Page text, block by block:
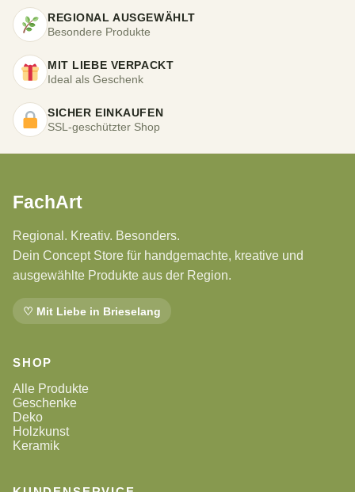
REGIONAL AUSGEWÄHLT
Besondere Produkte
MIT LIEBE VERPACKT
Ideal als Geschenk
SICHER EINKAUFEN
SSL-geschützter Shop
FachArt
Regional. Kreativ. Besonders.
Dein Concept Store für handgemachte, kreative und
ausgewählte Produkte aus der Region.
♡ Mit Liebe in Brieselang
SHOP
Alle Produkte
Geschenke
Deko
Holzkunst
Keramik